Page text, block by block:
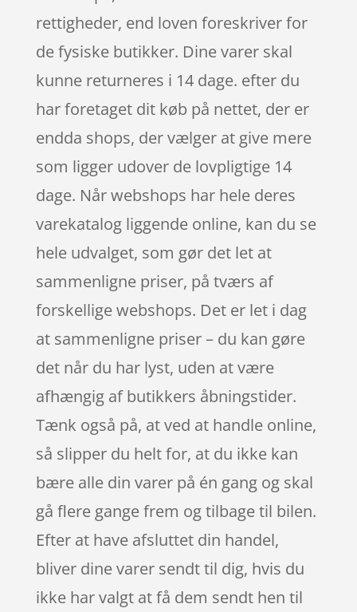
rettigheder, end loven foreskriver for
de fysiske butikker. Dine varer skal
kunne returneres i 14 dage. efter du
har foretaget dit køb på nettet, der er
endda shops, der vælger at give mere
som ligger udover de lovpligtige 14
dage. Når webshops har hele deres
varekatalog liggende online, kan du se
hele udvalget, som gør det let at
sammenligne priser, på tværs af
forskellige webshops. Det er let i dag
at sammenligne priser – du kan gøre
det når du har lyst, uden at være
afhængig af butikkers åbningstider.
Tænk også på, at ved at handle online,
så slipper du helt for, at du ikke kan
bære alle din varer på én gang og skal
gå flere gange frem og tilbage til bilen.
Efter at have afsluttet din handel,
bliver dine varer sendt til dig, hvis du
ikke har valgt at få dem sendt hen til